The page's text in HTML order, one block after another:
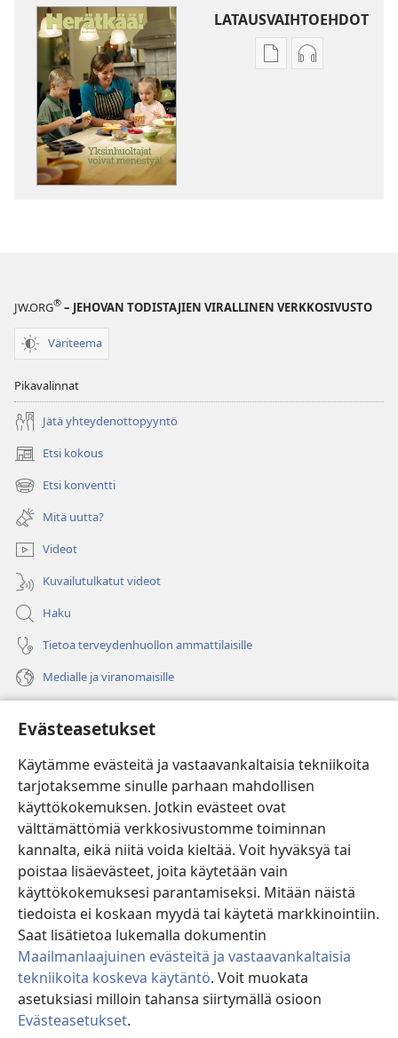
Evästeasetukset
Käytämme evästeitä ja vastaavankaltaisia tekniikoita
tarjotaksemme sinulle parhaan mahdollisen
käyttökokemuksen. Jotkin evästeet ovat
välttämättömiä verkkosivustomme toiminnan
kannalta, eikä niitä voida kieltää. Voit hyväksyä tai
poistaa lisäevästeet, joita käytetään vain
käyttökokemuksesi parantamiseksi. Mitään näistä
tiedoista ei koskaan myydä tai käytetä markkinointiin.
Saat lisätietoa lukemalla dokumentin
Maailmanlaajuinen evästeitä ja vastaavankaltaisia
tekniikoita koskeva käytäntö. Voit muokata
asetuksiasi milloin tahansa siirtymällä osioon
Evästeasetukset.
LATAUSVAIHTOEHDOT
JulkaisujenÄänitteiden
JW.ORG® – JEHOVAN TODISTAJIEN VIRALLINEN VERKKOSIVUSTO
Väriteema
Pikavalinnat
Jätä yhteydenottopyyntö
Etsi kokous
(avaa
uuden
ikkunan)
Etsi konventti
(avaa
uuden
ikkunan)
Mitä uutta?
Videot
Kuvailutulkatut videot
Haku
Tietoa terveydenhuollon ammattilaisille
Medialle ja viranomaisille
(avaa
uuden
ikkunan)Vartiotornin VERKKOKIRJASTO
(avaa
uuden
ikkunan)JW Hub
(avaa
uuden
ikkunan)
®
Watchtower Library
Copyright© 2026 Watch Tower Bible and Tract Society of Pennsylvania.
KÄYTTÖEHDOT|TIETOSUOJAKÄYTÄNTÖ